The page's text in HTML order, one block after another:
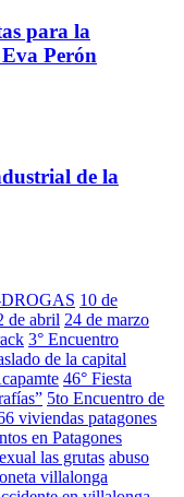
para la
Perón
de la
10 de
de abril 24 de marzo
3° Encuentro
de la capital
46° Fiesta
5to Encuentro de
viviendas patagones
en Patagones
las grutas abuso
villalonga